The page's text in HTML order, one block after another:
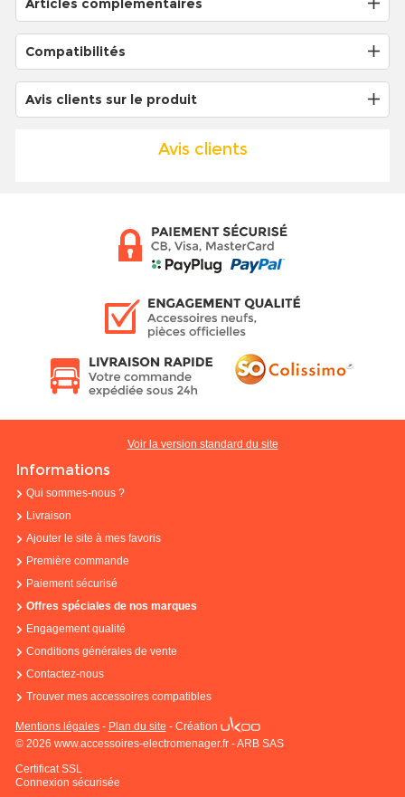
Articles complémentaires
Compatibilités
Avis clients sur le produit
Avis clients
Voir la version standard du site
Informations
Qui sommes-nous ?
Livraison
Ajouter le site à mes favoris
Première commande
Paiement sécurisé
Offres spéciales de nos marques
Engagement qualité
Conditions générales de vente
Contactez-nous
Trouver mes accessoires compatibles
Mentions légales- Plan du site - Création
© 2026 www.accessoires-electromenager.fr - ARB SAS
Certificat SSL
Connexion sécurisée